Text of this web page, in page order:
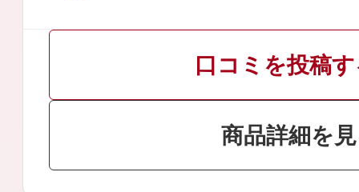
クレンズオイル
ボディケア
商品詳細を
口コミを投稿